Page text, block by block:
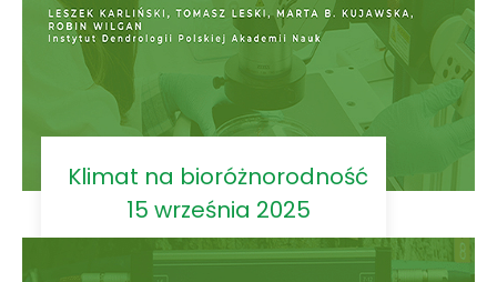
Klimat na bioróżnorodność
15 września 2025